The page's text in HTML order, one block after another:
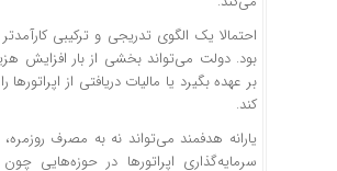
احتمالا یک الگوی تدریجی و ترکیبی
بود. دولت می‌تواند بخشی از بار افزایش
بر عهده بگیرد یا مالیات دریافتی از اپراتورها
کند.
یارانه هدفمند می‌تواند نه به مصرف روزمره،